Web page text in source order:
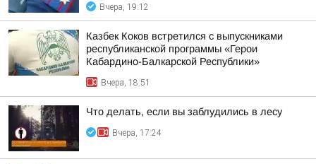
Вчера, 19:12
Казбек Коков встретился с выпускниками
республиканской программы «Герои
Кабардино-Балкарской Республики»
Вчера, 18:51
Что делать, если вы заблудились в лесу
Вчера, 17:24